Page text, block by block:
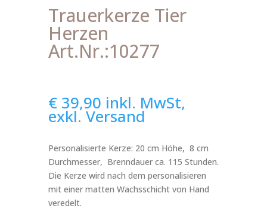
Trauerkerze Tier
Herzen
Art.Nr.:10277
€39,90 inkl. MwSt,
exkl. Versand
Personalisierte Kerze: 20 cm Höhe, 8 cm
Durchmesser, Brenndauer ca. 115 Stunden.
Die Kerze wird nach dem personalisieren
mit einer matten Wachsschicht von Hand
veredelt.